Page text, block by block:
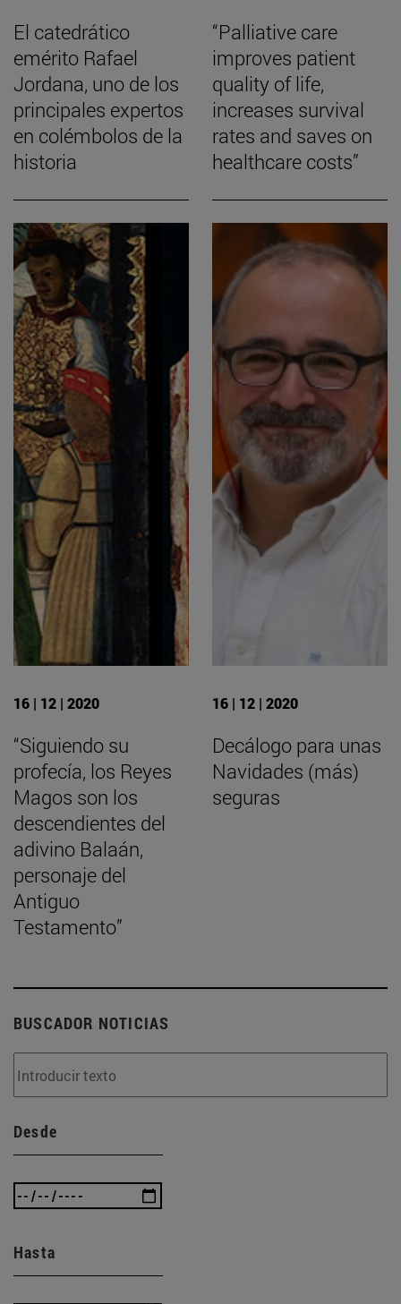
El catedrático
emérito Rafael
Jordana, uno de los
principales expertos
en colémbolos de la
historia
“Palliative care
improves patient
quality of life,
increases survival
rates and saves on
healthcare costs”
16 | 12 | 2020
“Siguiendo su
profecía, los Reyes
Magos son los
descendientes del
adivino Balaán,
personaje del
Antiguo
Testamento”
16 | 12 | 2020
Decálogo para unas
Navidades (más)
seguras
BUSCADOR NOTICIAS
Desde
Hasta